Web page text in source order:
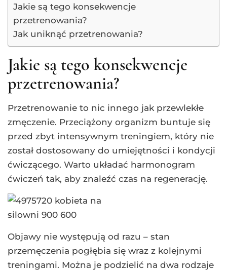
Jakie są tego konsekwencje
przetrenowania?
Jak uniknąć przetrenowania?
Jakie są tego konsekwencje
przetrenowania?
Przetrenowanie to nic innego jak przewlekłe
zmęczenie. Przeciążony organizm buntuje się
przed zbyt intensywnym treningiem, który nie
został dostosowany do umiejętności i kondycji
ćwiczącego. Warto układać harmonogram
ćwiczeń tak, aby znaleźć czas na regenerację.
Objawy nie występują od razu – stan
przemęczenia pogłębia się wraz z kolejnymi
treningami. Można je podzielić na dwa rodzaje